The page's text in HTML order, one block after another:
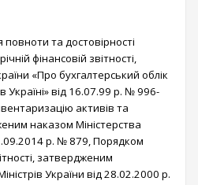
та достовірності
фінансовій звітності,
«Про бухгалтерський облік
Україні» від 16.07.99 р. № 996-
активів та
наказом Міністерства
р. № 879, Порядком
затвердженим
України від 28.02.2000 р.